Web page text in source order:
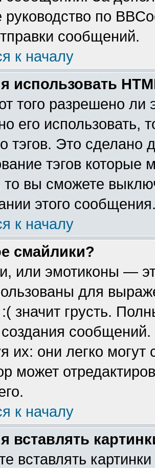
руководство по
сообщений.
к началу
использовать
того разрешено
его использовать,
тэгов. Это сделано
тэгов
то вы сможете
этого
к началу
смайлики?
или эмотиконы —
для
значит грусть.
сообщений.
их: они легко
может
к началу
вставлять
вставлять